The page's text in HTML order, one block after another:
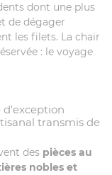
dont une plus
de dégager
les filets. La chair
: le voyage
d'exception
transmis de
des pièces au
nobles et